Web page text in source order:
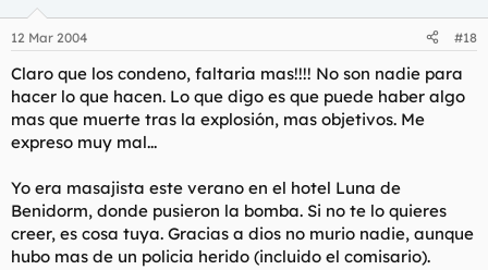
12 Mar 2004 #18
Claro que los condeno, faltaria mas!!!! No son nadie para
hacer lo que hacen. Lo que digo es que puede haber algo
mas que muerte tras la explosión, mas objetivos. Me
expreso muy mal...
Yo era masajista este verano en el hotel Luna de
Benidorm, donde pusieron la bomba. Si no te lo quieres
creer, es cosa tuya. Gracias a dios no murio nadie, aunque
hubo mas de un policia herido (incluido el comisario).